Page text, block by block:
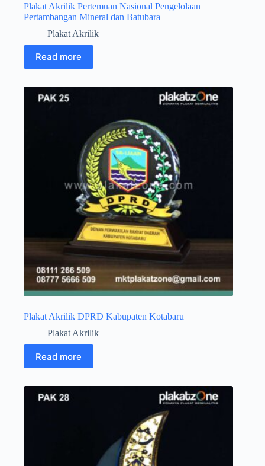
Plakat Akrilik Pertemuan Nasional Pengelolaan
Pertambangan Mineral dan Batubara
Plakat Akrilik
Read more
Plakat Akrilik DPRD Kabupaten Kotabaru
Plakat Akrilik
Read more